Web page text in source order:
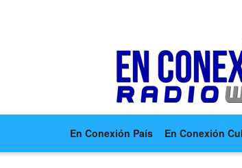
En Conexión País En Conexión